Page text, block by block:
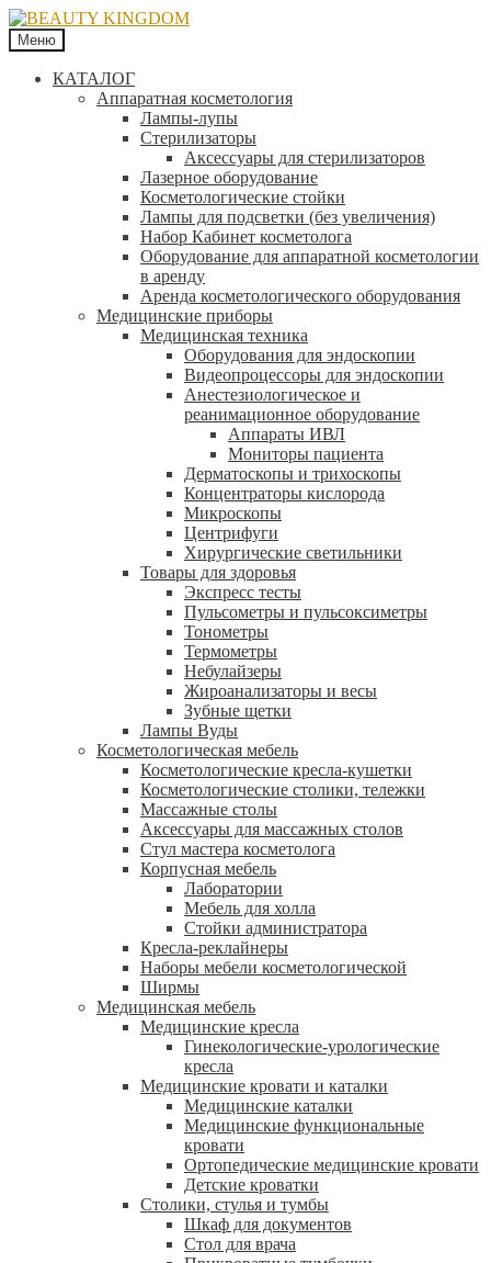
Меню
КАТАЛОГ
Аппаратная косметология
Лампы-лупы
Стерилизаторы
Аксессуары для стерилизаторов
Лазерное оборудование
Косметологические стойки
Лампы для подсветки (без увеличения)
Набор Кабинет косметолога
Оборудование для аппаратной косметологии
в аренду
Аренда косметологического оборудования
Медицинские приборы
Медицинская техника
Оборудования для эндоскопии
Видеопроцессоры для эндоскопии
Анестезиологическое и
реанимационное оборудование
Аппараты ИВЛ
Мониторы пациента
Дерматоскопы и трихоскопы
Концентраторы кислорода
Микроскопы
Центрифуги
Xирургические светильники
Товары для здоровья
Экспресс тесты
Пульсометры и пульсоксиметры
Тонометры
Термометры
Небулайзеры
Жироанализаторы и весы
Зубные щетки
Лампы Вуды
Косметологическая мебель
Косметологические кресла-кушетки
Косметологические столики, тележки
Массажные столы
Аксессуары для массажных столов
Стул мастера косметолога
Корпусная мебель
Лаборатории
Мебель для холла
Стойки администратора
Кресла-реклайнеры
Наборы мебели косметологической
Ширмы
Медицинская мебель
Медицинские кресла
Гинекологические-урологические
кресла
Медицинские кровати и каталки
Медицинские каталки
Медицинские функциональные
кровати
Ортопедические медицинские кровати
Детские кроватки
Столики, стулья и тумбы
Шкаф для документов
Стол для врача